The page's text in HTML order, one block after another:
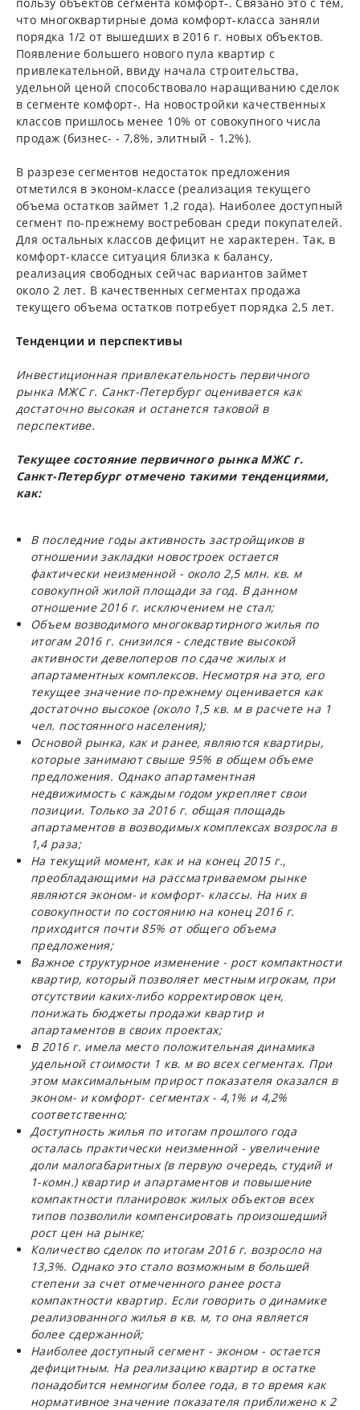
что многоквартирные дома комфорт-класса заняли
порядка 1/2 от вышедших в 2016 г. новых объектов.
Появление большего нового пула квартир с
привлекательной, ввиду начала строительства,
удельной ценой способствовало наращиванию сделок
в сегменте комфорт-. На новостройки качественных
классов пришлось менее 10% от совокупного числа
продаж (бизнес- - 7,8%, элитный - 1,2%).
В разрезе сегментов недостаток предложения
отметился в эконом-классе (реализация текущего
объема остатков займет 1,2 года). Наиболее доступный
сегмент по-прежнему востребован среди покупателей.
Для остальных классов дефицит не характерен. Так, в
комфорт-классе ситуация близка к балансу,
реализация свободных сейчас вариантов займет
около 2 лет. В качественных сегментах продажа
текущего объема остатков потребует порядка 2,5 лет.
Тенденции и перспективы
Инвестиционная привлекательность первичного
рынка МЖС г. Санкт-Петербург оценивается как
достаточно высокая и останется таковой в
перспективе.
Текущее состояние первичного рынка МЖС г.
Санкт-Петербург отмечено такими тенденциями,
как:
В последние годы активность застройщиков в
отношении закладки новостроек остается
фактически неизменной - около 2,5 млн. кв. м
совокупной жилой площади за год. В данном
отношение 2016 г. исключением не стал;
Объем возводимого многоквартирного жилья по
итогам 2016 г. снизился - следствие высокой
активности девелоперов по сдаче жилых и
апартаментных комплексов. Несмотря на это, его
текущее значение по-прежнему оценивается как
достаточно высокое (около 1,5 кв. м в расчете на 1
чел. постоянного населения);
Основой рынка, как и ранее, являются квартиры,
которые занимают свыше 95% в общем объеме
предложения. Однако апартаментная
недвижимость с каждым годом укрепляет свои
позиции. Только за 2016 г. общая площадь
апартаментов в возводимых комплексах возросла в
1,4 раза;
На текущий момент, как и на конец 2015 г.,
преобладающими на рассматриваемом рынке
являются эконом- и комфорт- классы. На них в
совокупности по состоянию на конец 2016 г.
приходится почти 85% от общего объема
предложения;
Важное структурное изменение - рост компактности
квартир, который позволяет местным игрокам, при
отсутствии каких-либо корректировок цен,
понижать бюджеты продажи квартир и
апартаментов в своих проектах;
В 2016 г. имела место положительная динамика
удельной стоимости 1 кв. м во всех сегментах. При
этом максимальным прирост показателя оказался в
эконом- и комфорт- сегментах - 4,1% и 4,2%
соответственно;
Доступность жилья по итогам прошлого года
осталась практически неизменной - увеличение
доли малогабаритных (в первую очередь, студий и
1-комн.) квартир и апартаментов и повышение
компактности планировок жилых объектов всех
типов позволили компенсировать произошедший
рост цен на рынке;
Количество сделок по итогам 2016 г. возросло на
13,3%. Однако это стало возможным в большей
степени за счет отмеченного ранее роста
компактности квартир. Если говорить о динамике
реализованного жилья в кв. м, то она является
более сдержанной;
Наиболее доступный сегмент - эконом - остается
дефицитным. На реализацию квартир в остатке
понадобится немногим более года, в то время как
нормативное значение показателя приближено к 2